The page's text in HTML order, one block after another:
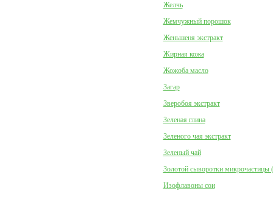
Желчь
Жемчужный порошок
Женьшеня экстракт
Жирная кожа
Жожоба масло
Загар
Зверобоя экстракт
Зеленая глина
Зеленого чая экстракт
Зеленый чай
Золотой сыворотки микрочастицы
Изофлавоны сои